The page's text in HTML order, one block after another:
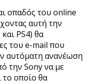
οπαδός του online
αυτή την
PS4) θα
του e-mail που
αυτόματη ανανέωση
την Sony να με
το οποίο θα